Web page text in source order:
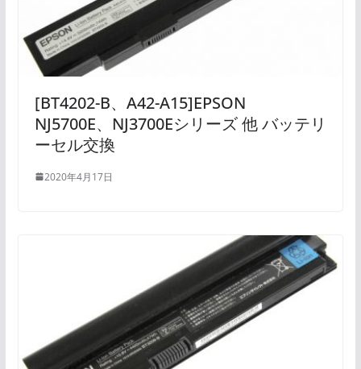
[BT4202-B、A42-A15]EPSON
NJ5700E、NJ3700Eシリーズ 他 バッテリ
ーセル交換
2020年4月17日